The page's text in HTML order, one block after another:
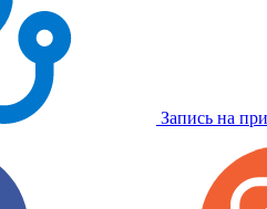
Запись на